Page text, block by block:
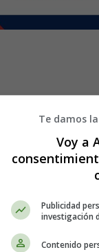
11 -
Te damos
Voy a
Publicidad
investigación
Contenido